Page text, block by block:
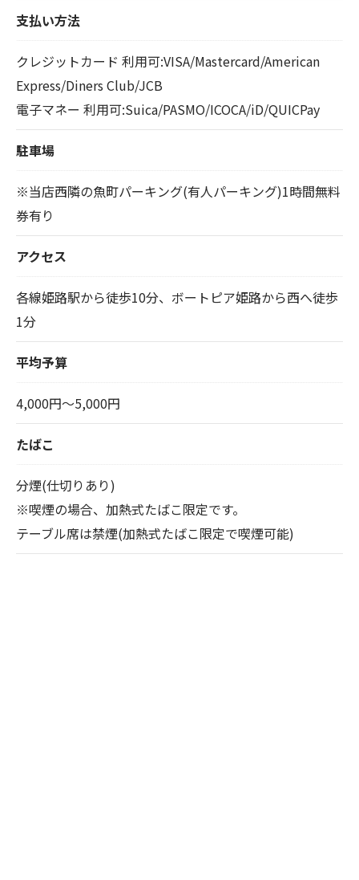
支払い方法
クレジットカード 利用可:VISA/Mastercard/American
Express/Diners Club/JCB
電子マネー 利用可:Suica/PASMO/ICOCA/iD/QUICPay
駐車場
※当店西隣の魚町パーキング(有人パーキング)1時間無料
券有り
アクセス
各線姫路駅から徒歩10分、ボートピア姫路から西へ徒歩
1分
平均予算
4,000円～5,000円
たばこ
分煙(仕切りあり)
※喫煙の場合、加熱式たばこ限定です。
テーブル席は禁煙(加熱式たばこ限定で喫煙可能)